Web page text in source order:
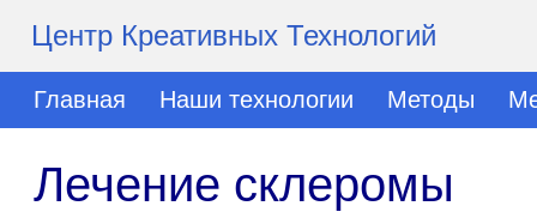
Центр Креативных Технологий
Главная Наши технологии Методы
Лечение склеромы